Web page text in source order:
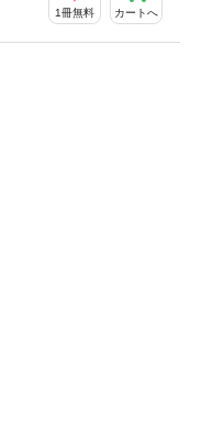
1冊無料 カートへ